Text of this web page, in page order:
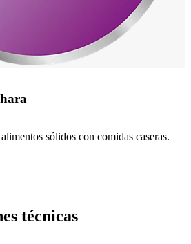
sólidos con comidas caseras.
técnicas